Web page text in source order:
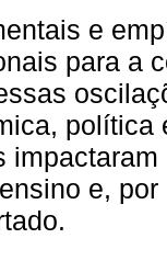
e
para a
política
e,